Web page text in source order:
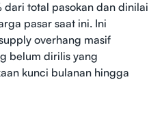
dari total pasokan dan dinilai
pasar saat ini. Ini
overhang masif
belum dirilis yang
kunci bulanan hingga